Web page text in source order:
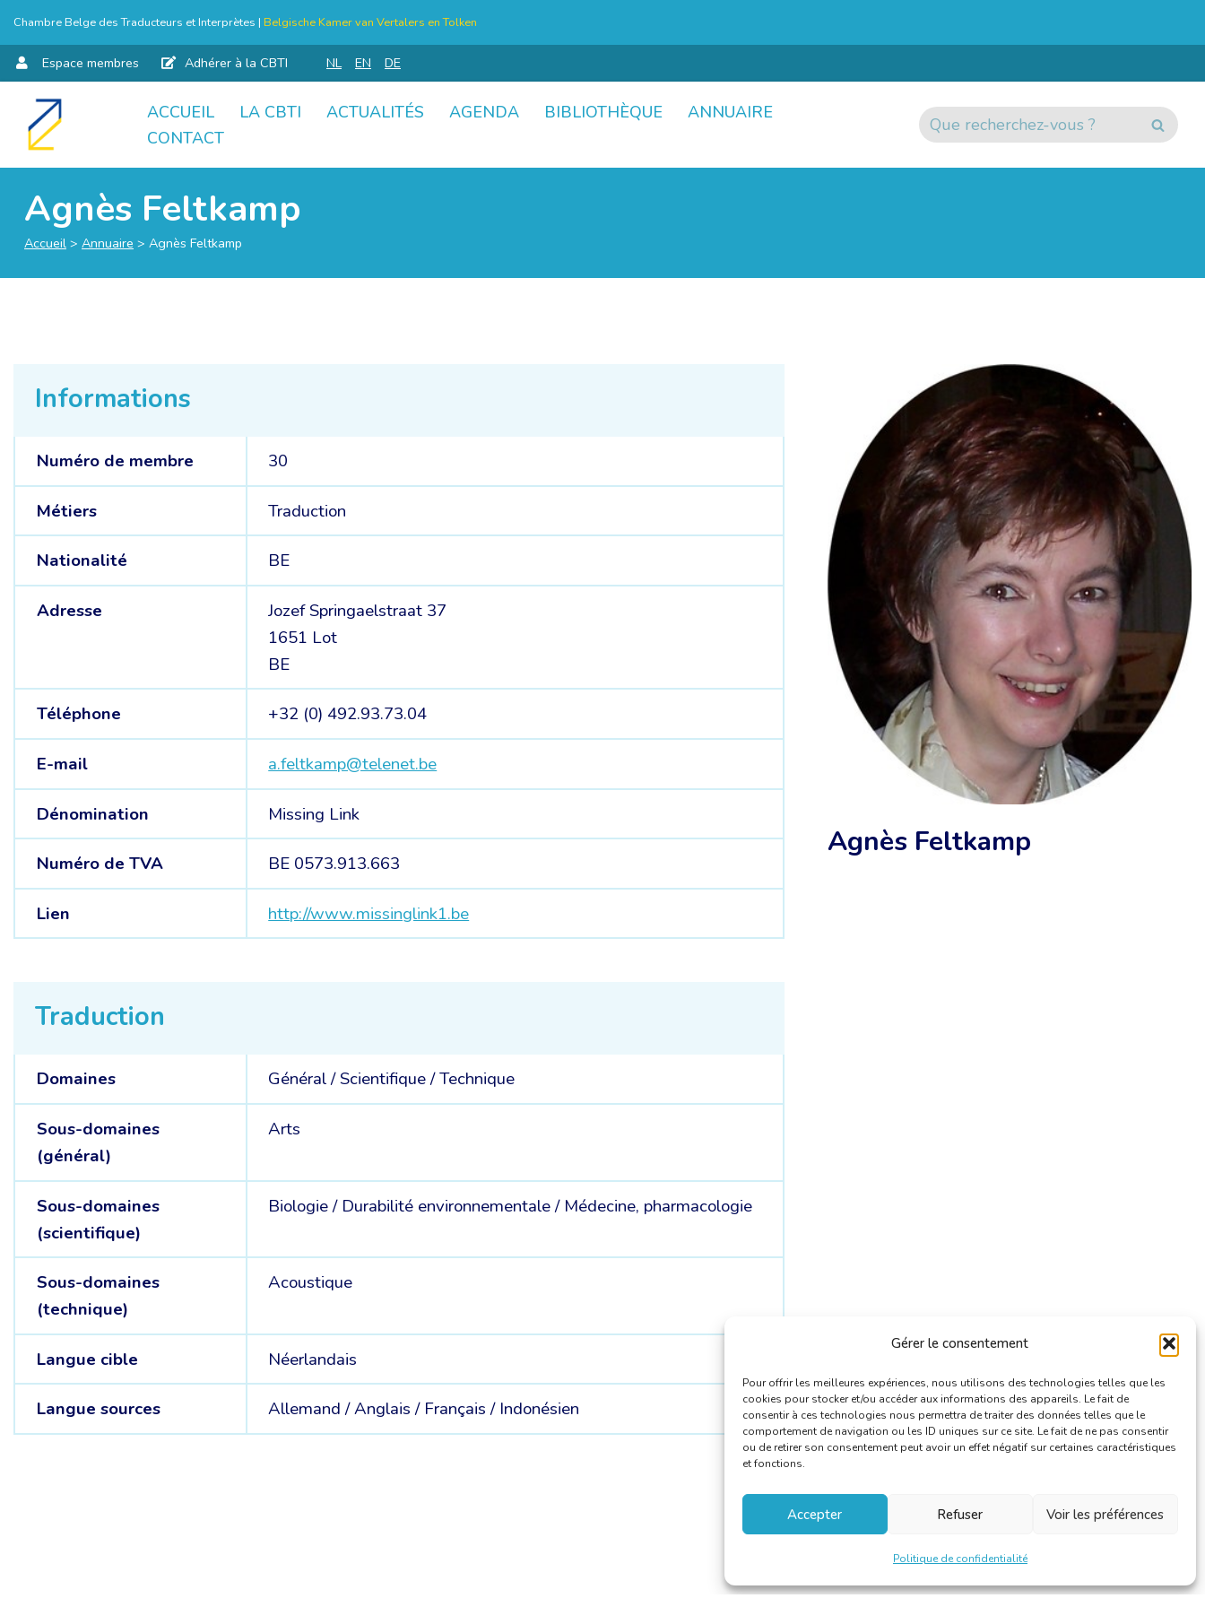
Gérer le consentement
Pour offrir les meilleures expériences, nous utilisons des technologies telles que les
cookies pour stocker et/ou accéder aux informations des appareils. Le fait de
consentir à ces technologies nous permettra de traiter des données telles que le
comportement de navigation ou les ID uniques sur ce site. Le fait de ne pas consentir
ou de retirer son consentement peut avoir un effet négatif sur certaines caractéristiques
et fonctions.
Accepter Refuser Voir les préférences
Politique de confidentialité
Chambre Belge des Traducteurs et Interprètes | Belgische Kamer van Vertalers en Tolken
Espace membres Adhérer à la CBTI NL EN DE
Aller
ACCUEIL LA CBTI ACTUALITÉS AGENDA BIBLIOTHÈQUE
ANNUAIRE
CONTACT
Agnès Feltkamp
Accueil > Annuaire > Agnès Feltkamp
Informations
Numéro de membre 30
Métiers Traduction
Nationalité BE
Adresse
Jozef Springaelstraat 37
1651 Lot
BE
Téléphone +32 (0) 492.93.73.04
E-mail a.feltkamp@telenet.be
Dénomination Missing Link
Numéro de TVA BE 0573.913.663
Lien http://www.missinglink1.be
Traduction
Domaines Général /Scientifique /Technique
Sous-domaines
(général)
Arts
Sous-domaines
(scientifique)
Biologie / Durabilité environnementale / Médecine, pharmacologie
Sous-domaines
(technique)
Acoustique
Langue cible Néerlandais
Langue sources Allemand /Anglais / Français / Indonésien
Agnès Feltkamp